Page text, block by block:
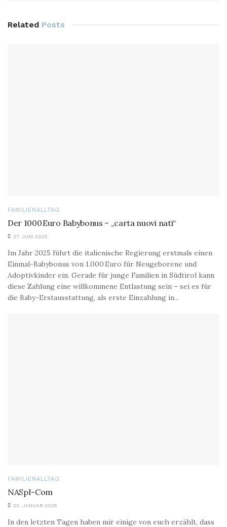
Related Posts
FAMILIENALLTAG
Der 1000 Euro Babybonus – „carta nuovi nati“
27. JUNI 2025
Im Jahr 2025 führt die italienische Regierung erstmals einen
Einmal-Babybonus von 1.000 Euro für Neugeborene und
Adoptivkinder ein. Gerade für junge Familien in Südtirol kann
diese Zahlung eine willkommene Entlastung sein – sei es für
die Baby-Erstausstattung, als erste Einzahlung in...
FAMILIENALLTAG
NASpI-Com
22. JANUAR 2025
In den letzten Tagen haben mir einige von euch erzählt, dass